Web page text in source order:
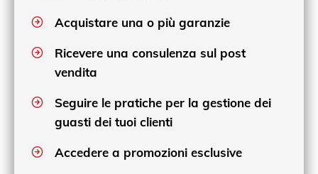
Acquistare una o più garanzie
Ricevere una consulenza sul post
vendita
Seguire le pratiche per la gestione dei
guasti dei tuoi clienti
Accedere a promozioni esclusive